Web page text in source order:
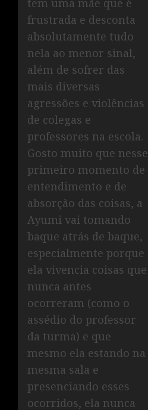
tem uma mãe que é
frustrada e desconta
absolutamente tudo
nela ao menor sinal,
além de sofrer das
mais diversas
agressões e violências
de colegas e
professores na escola.
Gosto muito que nesse
primeiro momento de
entendimento e de
absorção das coisas, a
Ayumi vai tomando
baque atrás de baque,
especialmente porque
ela vivencia coisas que
nunca antes
ocorreram (como o
assédio do professor
da turma) e que
mesmo ela estando na
mesma sala e
presenciando esses
ocorridos, ela nunca